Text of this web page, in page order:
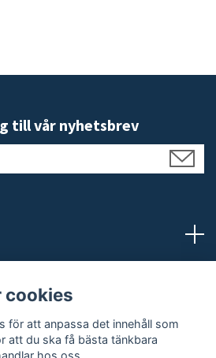
till vår nyhetsbrev
cookies
för att anpassa det innehåll som
att du ska få bästa tänkbara
hos oss.